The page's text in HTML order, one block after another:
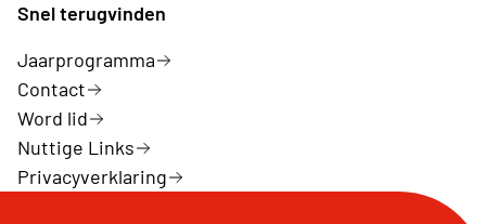
Snel terugvinden
Jaarprogramma
Contact
Word lid
Nuttige Links
Privacyverklaring